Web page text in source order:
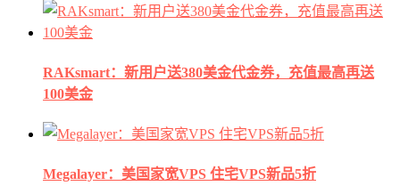
RAKsmart：新用户送380美金代金券，充值最高再送
100美金
Megalayer：美国家宽VPS 住宅VPS新品5折